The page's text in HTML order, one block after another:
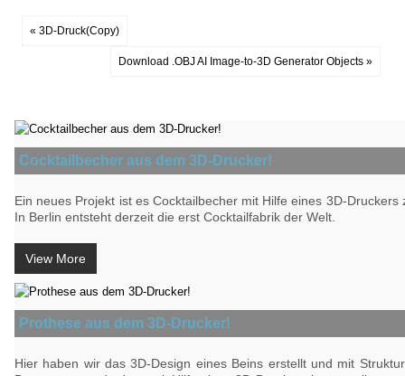
« 3D-Druck(Copy)
Download .OBJ AI Image-to-3D Generator Objects »
Cocktailbecher aus dem 3D-Drucker!
Ein neues Projekt ist es Cocktailbecher mit Hilfe eines 3D-Druckers
In Berlin entsteht derzeit die erst Cocktailfabrik der Welt.
View More
Prothese aus dem 3D-Drucker!
Hier haben wir das 3D-Design eines Beins erstellt und mit